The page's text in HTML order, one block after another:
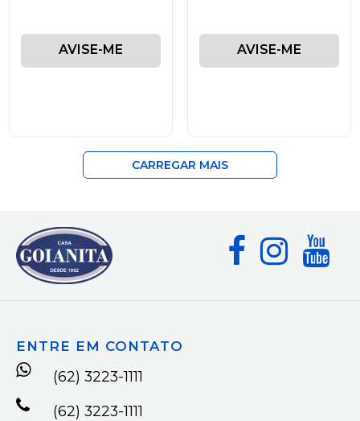
AVISE-ME AVISE-ME
CARREGAR MAIS
ENTRE EM CONTATO
(62) 3223-1111
(62) 3223-1111